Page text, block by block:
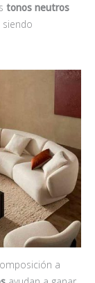
tonos neutros
a